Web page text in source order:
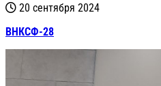
20 сентября 2024
ВНКСФ-28